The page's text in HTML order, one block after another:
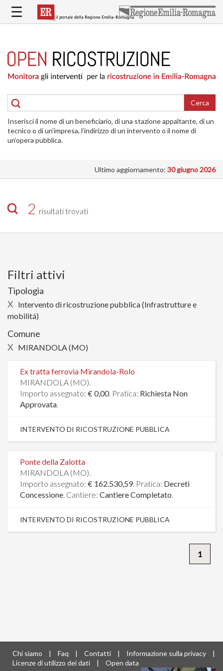
contenuto
RICOSTRUZIONE
PUBBLICA
DELLE
ABITAZIONI
RICOSTRUZIONE
ATTIVITÀ
INTERVENTI
SI
☰
Cerca
Inserisci il nome di un beneficiario, di una stazione appaltante, di un
tecnico o di un’impresa, l’indirizzo di un intervento o il nome di
un’opera pubblica.
Ultimo aggiornamento: 30 giugno 2026
2 risultati trovati
Filtri attivi
Tipologia
X Intervento di ricostruzione pubblica (Infrastrutture e
mobilitá)
Comune
X MIRANDOLA (MO)
Ex tratta ferrovia Mirandola-Rolo
MIRANDOLA (MO).
Importo assegnato: € 0,00. Pratica: Richiesta Non
Approvata.
INTERVENTO DI RICOSTRUZIONE PUBBLICA
Ponte della Zalotta
MIRANDOLA (MO).
Importo assegnato: € 162.530,59. Pratica: Decreti
Concessione. Cantiere: Cantiere Completato.
INTERVENTO DI RICOSTRUZIONE PUBBLICA
1
Chi siamo | Faq | Contatti | Informazione sulla privacy
|
Licenze di utilizzo dei dati
| Open data